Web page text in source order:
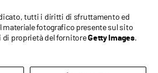
tutti i diritti di sfruttamento ed
materiale fotografico presente sul sito
proprietà del fornitoreGetty Images.